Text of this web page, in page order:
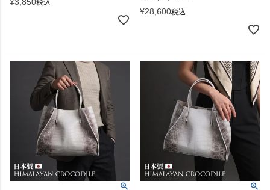
¥3,850税込
¥28,600税込